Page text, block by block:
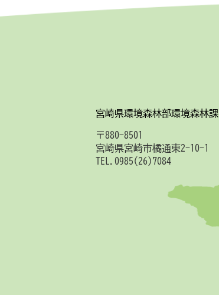
宮崎県環境森林部環境森林課
〒880-8501
宮崎県宮崎市橘通東2-10-1
TEL.0985(26)7084